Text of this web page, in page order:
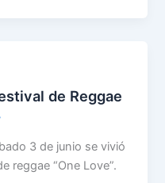
de Reggae
3 de junio se vivió
reggae “One Love”.